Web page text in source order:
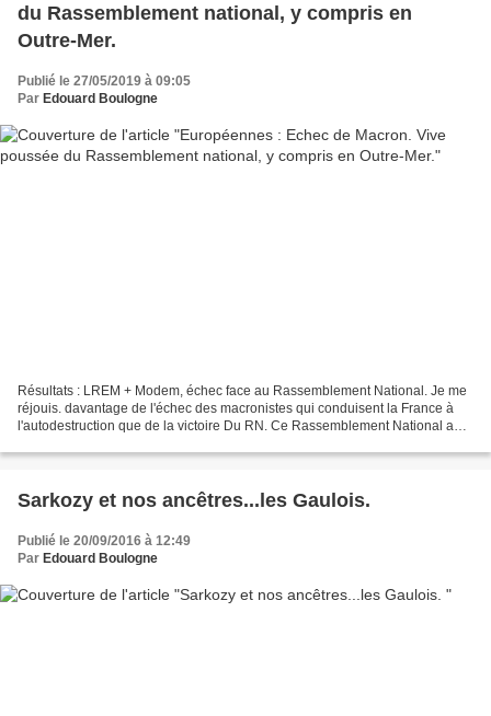
du Rassemblement national, y compris en
Outre-Mer.
Publié le 27/05/2019 à 09:05
Par Edouard Boulogne
Résultats : LREM + Modem, échec face au Rassemblement National. Je me
réjouis. davantage de l'échec des macronistes qui conduisent la France à
l'autodestruction que de la victoire Du RN. Ce Rassemblement National a
Sarkozy et nos ancêtres...les Gaulois.
Publié le 20/09/2016 à 12:49
Par Edouard Boulogne